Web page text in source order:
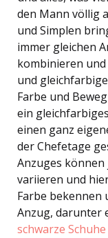
den Mann völlig
und Simplen
immer gleichen
kombinieren
und
Farbe und
ein
einen ganz
der Chefetage
Anzuges
variieren und
Farbe bekennen
Anzug, darunter
schwarze